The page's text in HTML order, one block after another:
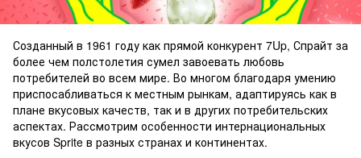
Созданный в 1961 году как прямой конкурент 7Up, Спрайт за
более чем полстолетия сумел завоевать любовь
потребителей во всем мире. Во многом благодаря умению
приспосабливаться к местным рынкам, адаптируясь как в
плане вкусовых качеств, так и в других потребительских
аспектах. Рассмотрим особенности интернациональных
вкусов Sprite в разных странах и континентах.